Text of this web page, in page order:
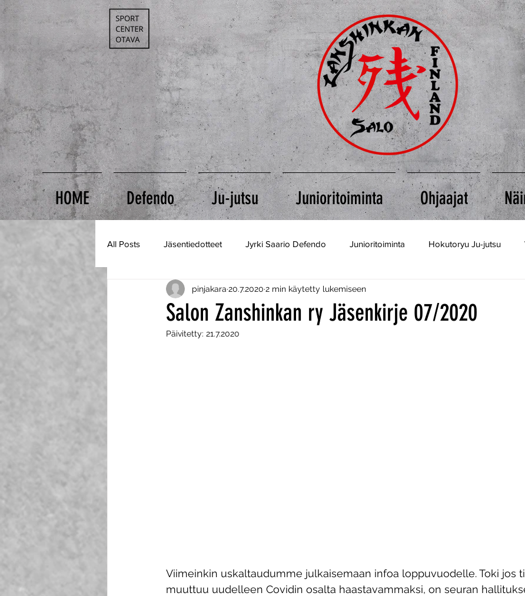
HOME Defendo Ju-jutsu Junioritoiminta Ohjaajat
All Posts Jäsentiedotteet Jyrki Saario Defendo Junioritoiminta Hokutoryu Ju-jutsu
Seminaarit
Salon Zanshinkan ry Jäsenkirje 07/2020
pinjakara 20.7.2020 2 min käytetty lukemiseen
Päivitetty: 21.7.2020
Viimeinkin uskaltaudumme julkaisemaan infoa loppuvuodelle. Toki jos
muuttuu uudelleen Covidin osalta haastavammaksi, on seuran